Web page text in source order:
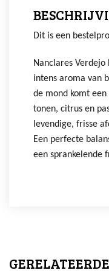
Dit is een
Nanclares
intens aroma van
de mond komt
tonen, citrus en
levendige, frisse
Een perfecte
een sprankelende